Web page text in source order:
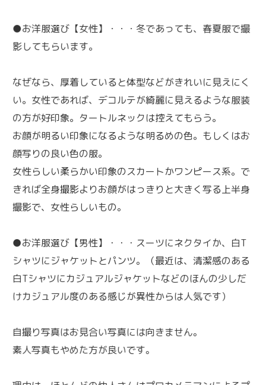
●お洋服選び【女性】・・・冬であっても、春夏服で撮
影してもらいます。
なぜなら、厚着していると体型などがきれいに見えにく
い。女性であれば、デコルテが綺麗に見えるような服装
の方が好印象。タートルネックは控えてもらう。
お顔が明るい印象になるような明るめの色。もしくはお
顔写りの良い色の服。
女性らしい柔らかい印象のスカートかワンピース系。で
きれば全身撮影よりお顔がはっきりと大きく写る上半身
撮影で、女性らしいもの。
●お洋服選び【男性】・・・スーツにネクタイか、白T
シャツにジャケットとパンツ。（最近は、清潔感のある
白Tシャツにカジュアルジャケットなどのほんの少しだ
けカジュアル度のある感じが異性からは人気です）
自撮り写真はお見合い写真には向きません。
素人写真もやめた方が良いです。